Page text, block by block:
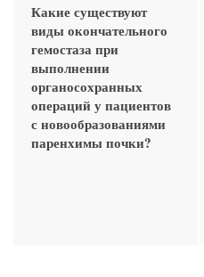
Какие существуют
виды окончательного
гемостаза при
выполнении
органосохранных
операций у пациентов
с новообразованиями
паренхимы почки?